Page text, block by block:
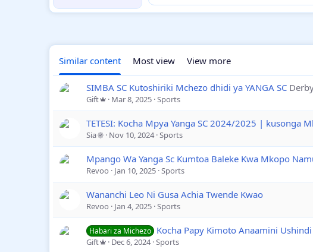
Similar content Most view View more
SIMBA SC Kutoshiriki Mchezo dhidi ya YANGA SC
Gift Mar 8, 2025 Sports
TETESI: Kocha Mpya Yanga SC 2024/2025 | kusonga
Sia Nov 10, 2024 Sports
Mpango Wa Yanga Sc Kumtoa Baleke Kwa Mkopo
Revoo Jan 10, 2025 Sports
Wananchi Leo Ni Gusa Achia Twende Kwao
Revoo Jan 4, 2025 Sports
Habari za Michezo Kocha Papy Kimoto Anaamini
Gift Dec 6, 2024 Sports